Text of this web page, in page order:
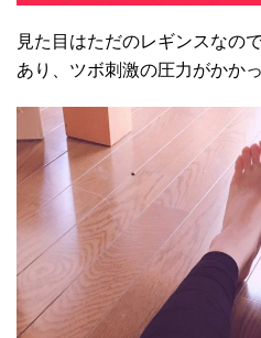
見た目はただのレギンスなの
あり、ツボ刺激の圧力がかか